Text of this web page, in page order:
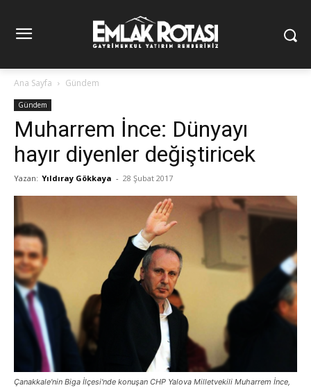
Ana Sayfa Gündem
Gündem
Muharrem İnce: Dünyayı
hayır diyenler değiştiricek
Yazan: Yıldıray Gökkaya - 28 Şubat 2017
Çanakkale'nin Biga İlçesi'nde konuşan CHP Yalova Milletvekili Muharrem İnce,